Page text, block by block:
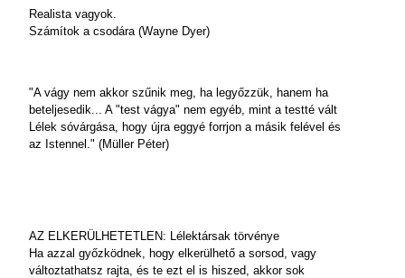
Realista vagyok.
Számítok a csodára (Wayne Dyer)
"A vágy nem akkor szűnik meg, ha legyőzzük, hanem ha
beteljesedik... A "test vágya" nem egyéb, mint a testté vált
Lélek sóvárgása, hogy újra eggyé forrjon a másik felével és
az Istennel." (Müller Péter)
AZ ELKERÜLHETETLEN: Lélektársak törvénye
Ha azzal győzködnek, hogy elkerülhető a sorsod, vagy
változtathatsz rajta, és te ezt el is hiszed, akkor sok